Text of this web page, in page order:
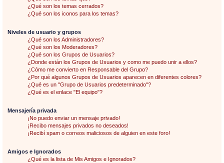
¿Qué son los temas cerrados?
¿Qué son los iconos para los temas?
Niveles de usuario y grupos
¿Qué son los Administradores?
¿Qué son los Moderadores?
¿Qué son los Grupos de Usuarios?
¿Donde están los Grupos de Usuarios y como me puedo unir a ellos?
¿Cómo me convierto en Responsable del Grupo?
¿Por qué algunos Grupos de Usuarios aparecen en diferentes colores?
¿Qué es un "Grupo de Usuarios predeterminado"?
¿Qué es el enlace "El equipo"?
Mensajería privada
¡No puedo enviar un mensaje privado!
¡Recibo mensajes privados no deseados!
¡Recibí spam o correos maliciosos de alguien en este foro!
Amigos e Ignorados
¿Qué es la lista de Mis Amigos e Ignorados?